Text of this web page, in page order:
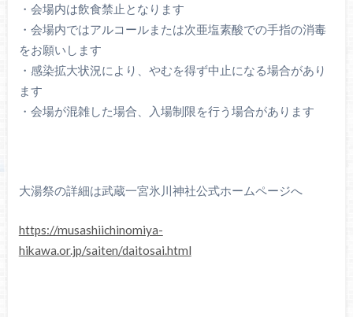
・会場内は飲食禁止となります
・会場内ではアルコールまたは次亜塩素酸での手指の消毒
をお願いします
・感染拡大状況により、やむを得ず中止になる場合があり
ます
・会場が混雑した場合、入場制限を行う場合があります
大湯祭の詳細は武蔵一宮氷川神社公式ホームページへ
https://musashiichinomiya-
hikawa.or.jp/saiten/daitosai.html